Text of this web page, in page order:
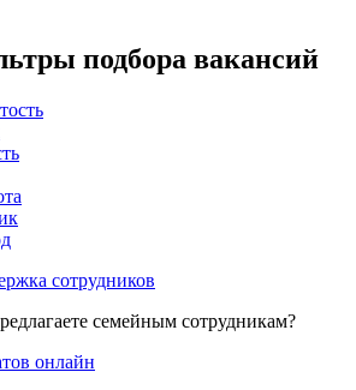
подбора вакансий
сотрудников
семейным сотрудникам?
онлайн